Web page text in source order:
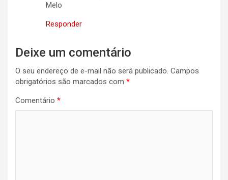
Melo
Responder
Deixe um comentário
O seu endereço de e-mail não será publicado. Campos
obrigatórios são marcados com *
Comentário *